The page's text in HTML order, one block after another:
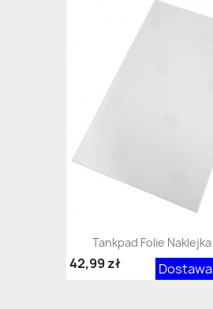
Tankpad Folie Naklejka
42,99 zł